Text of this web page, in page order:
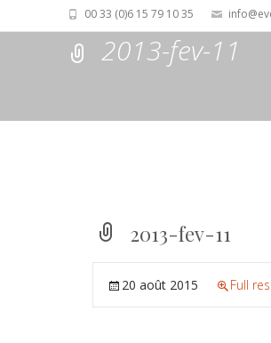
00 33 (0)6 15 79 10 35
2013-fev-11
2013-fev-11
20 août 2015 Full